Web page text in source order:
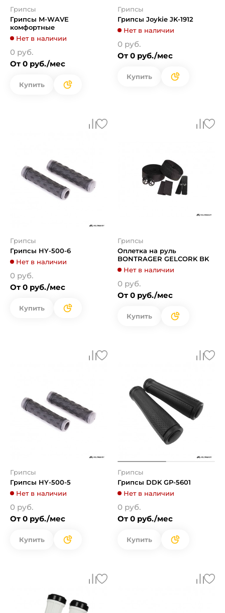
Грипсы
Грипсы M-WAVE
комфортные
Нет в наличии
0 руб.
От 0 руб./мес
Купить
Грипсы
Грипсы Joykie JK-1912
Нет в наличии
0 руб.
От 0 руб./мес
Купить
Грипсы
Грипсы HY-500-6
Нет в наличии
0 руб.
От 0 руб./мес
Купить
Грипсы
Оплетка на руль
BONTRAGER GELCORK BK
Нет в наличии
0 руб.
От 0 руб./мес
Купить
Грипсы
Грипсы HY-500-5
Нет в наличии
0 руб.
От 0 руб./мес
Купить
Грипсы
Грипсы DDK GP-5601
Нет в наличии
0 руб.
От 0 руб./мес
Купить